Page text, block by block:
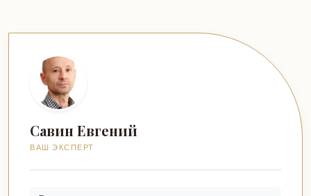
Савин Евгений
ВАШ ЭКСПЕРТ